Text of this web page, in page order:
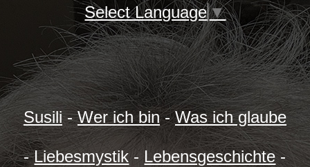
Select Language▼
Susili-Wer ich bin-Was ich glaube
-Liebesmystik - Lebensgeschichte-